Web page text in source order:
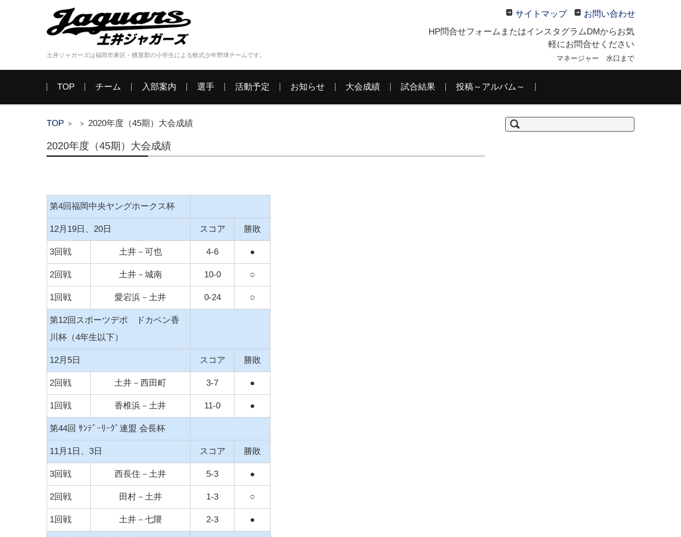
土井ジャガーズは福岡市東区・糟屋郡の小学生による軟式少年野球チームです。
サイトマップ
お問い合わせ
HP問合せフォームまたはインスタグラムDMからお気
軽にお問合せください
マネージャー 水口まで
コンテンツに移動
TOP
チーム 入部案内 選手 活動予定 お知らせ 大会成績 試合結果 投稿～アルバム～
TOP > > 2020年度（45期）大会成績
2020年度（45期）大会成績
第4回福岡中央ヤングホークス杯
12月19日、20日 スコア 勝敗
3回戦 土井－可也 4-6 ●
2回戦 土井－城南 10-0 ○
1回戦 愛宕浜－土井 0-24 ○
第12回スポーツデポ ドカベン香
川杯（4年生以下）
12月5日 スコア 勝敗
2回戦 土井－西田町 3-7 ●
1回戦 香椎浜－土井 11-0 ●
第44回 ｻﾝﾃﾞｰﾘｰｸﾞ連盟 会長杯
11月1日、3日 スコア 勝敗
3回戦 西長住－土井 5-3 ●
2回戦 田村－土井 1-3 ○
1回戦 土井－七隈 2-3 ●
検
索: